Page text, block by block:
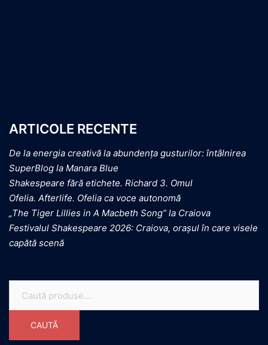
ARTICOLE RECENTE
De la energia creativă la abundența gusturilor: întâlnirea
SuperBlog la Manara Blue
Shakespeare fără etichete. Richard 3. Omul
Ofelia. Afterlife. Ofelia ca voce autonomă
„The Tiger Lillies in A Macbeth Song” la Craiova
Festivalul Shakespeare 2026: Craiova, orașul în care visele
capătă scenă
CAUTĂ